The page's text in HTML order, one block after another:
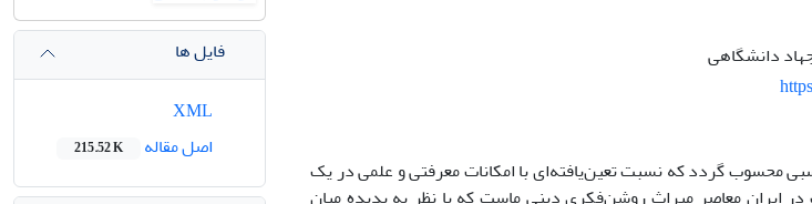
دانشگاهی
محسوب گردد که نسبت تعین‌یافته‌ای با امکانات معرفتی و علمی در یک
در ایران معاصر میراث روشن‌فکری دینی ماست که با نظر به پدیده میان
فایل ها
اصل مقاله
215.52 K